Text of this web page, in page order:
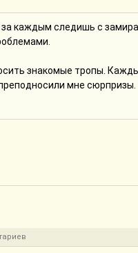
каждым следишь с
знакомые тропы.
мне сюрпризы.